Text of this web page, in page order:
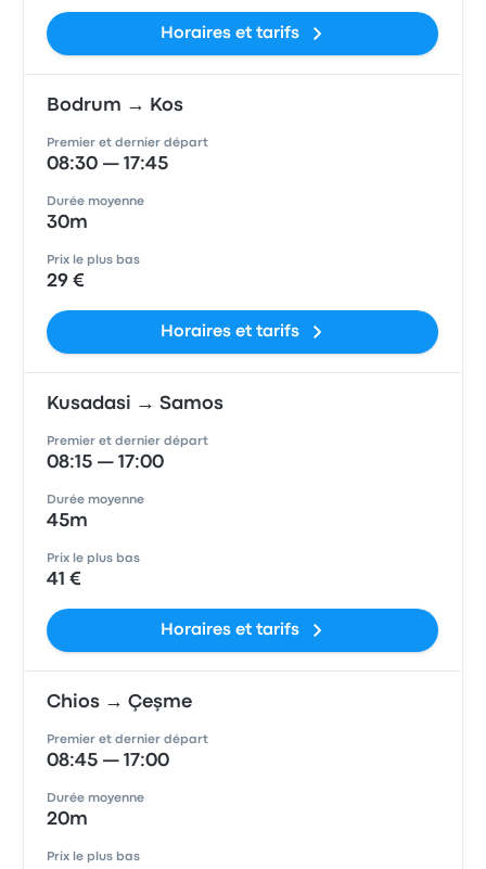
Horaires et tarifs
Bodrum → Kos
Premier et dernier départ
08:30 — 17:45
Durée moyenne
30m
Prix le plus bas
29 €
Horaires et tarifs
Kusadasi → Samos
Premier et dernier départ
08:15 — 17:00
Durée moyenne
45m
Prix le plus bas
41 €
Horaires et tarifs
Chios → Çeşme
Premier et dernier départ
08:45 — 17:00
Durée moyenne
20m
Prix le plus bas